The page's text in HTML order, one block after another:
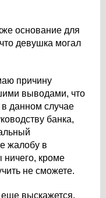
основание для
девушка могал
причину
выводами, что
данном случае
банка,
жалобу в
ничего, кроме
не сможете.
еще выскажется.